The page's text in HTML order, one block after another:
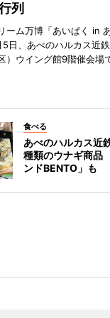
列
ーム万博「あいぱく in
5日、あべのハルカス近
）ウイング館9階催会場
食べる
あべのハルカス近
種類のウナギ商
ンドBENTO」も